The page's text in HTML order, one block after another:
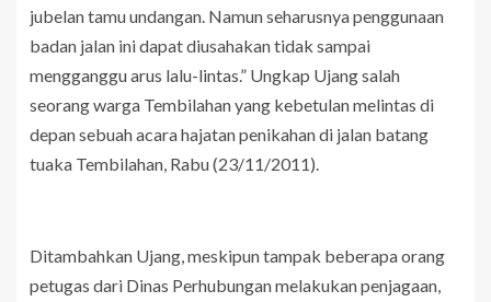
jubelan tamu undangan. Namun seharusnya penggunaan
badan jalan ini dapat diusahakan tidak sampai
mengganggu arus lalu-lintas.” Ungkap Ujang salah
seorang warga Tembilahan yang kebetulan melintas di
depan sebuah acara hajatan penikahan di jalan batang
tuaka Tembilahan, Rabu (23/11/2011).
Ditambahkan Ujang, meskipun tampak beberapa orang
petugas dari Dinas Perhubungan melakukan penjagaan,